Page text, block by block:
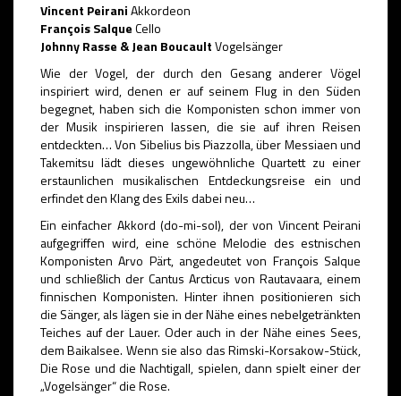
Vincent PeiraniAkkordeon
François SalqueCello
Johnny Rasse & Jean BoucaultVogelsänger
Wie der Vogel, der durch den Gesang anderer Vögel
inspiriert wird, denen er auf seinem Flug in den Süden
begegnet, haben sich die Komponisten schon immer von
der Musik inspirieren lassen, die sie auf ihren Reisen
entdeckten… Von Sibelius bis Piazzolla, über Messiaen und
Takemitsu lädt dieses ungewöhnliche Quartett zu einer
erstaunlichen musikalischen Entdeckungsreise ein und
erfindet den Klang des Exils dabei neu…
Ein einfacher Akkord (do-mi-sol), der von Vincent Peirani
aufgegriffen wird, eine schöne Melodie des estnischen
Komponisten Arvo Pärt, angedeutet von François Salque
und schließlich der Cantus Arcticus von Rautavaara, einem
finnischen Komponisten. Hinter ihnen positionieren sich
die Sänger, als lägen sie in der Nähe eines nebelgetränkten
Teiches auf der Lauer. Oder auch in der Nähe eines Sees,
dem Baikalsee. Wenn sie also das Rimski-Korsakow-Stück,
Die Rose und die Nachtigall, spielen, dann spielt einer der
„Vogelsänger“ die Rose.